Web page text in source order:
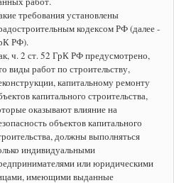
требования установлены
кодексом РФ (далее -
РФ).
ч. 2 ст. 52 ГрК РФ предусмотрено,
виды работ по строительству,
капитальному ремонту
капитального строительства,
оказывают влияние на
объектов капитального
должны выполняться
индивидуальными
или юридическими
имеющими выданные